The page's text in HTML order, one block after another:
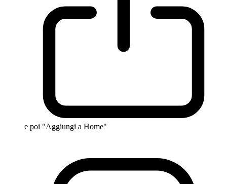
e poi "Aggiungi a Home"